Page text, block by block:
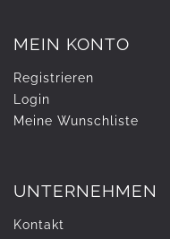
MEIN KONTO
Registrieren
Login
Meine Wunschliste
UNTERNEHMEN
Kontakt